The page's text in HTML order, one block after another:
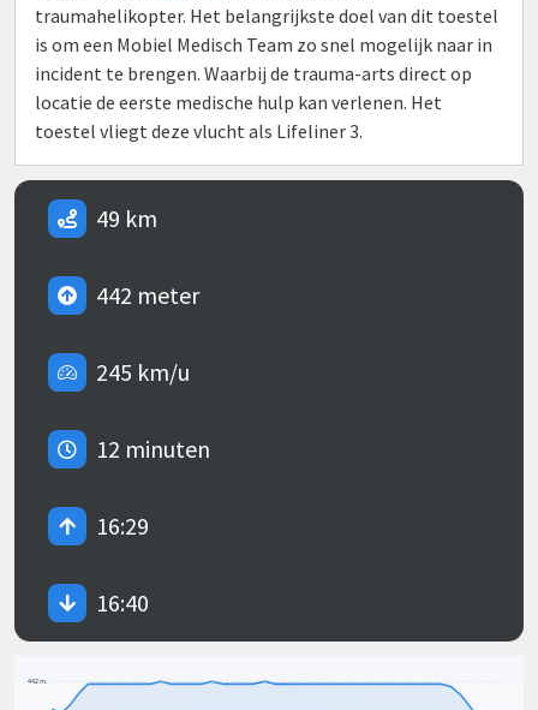
traumahelikopter. Het belangrijkste doel van dit toestel
is om een Mobiel Medisch Team zo snel mogelijk naar in
incident te brengen. Waarbij de trauma-arts direct op
locatie de eerste medische hulp kan verlenen. Het
toestel vliegt deze vlucht als Lifeliner 3.
49 km
442 meter
245 km/u
12 minuten
16:29
16:40